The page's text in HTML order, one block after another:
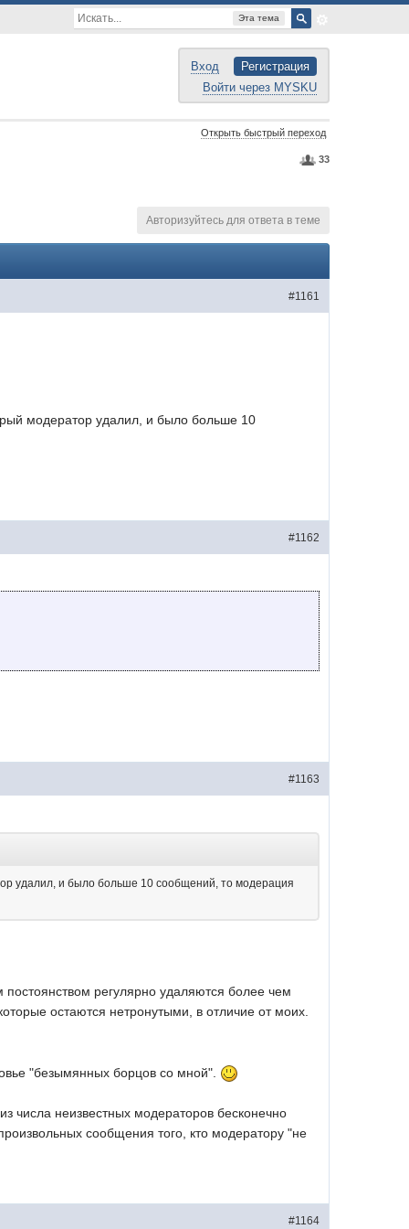
Эта тема
Вход
Регистрация
Войти через MYSKU
Открыть быстрый переход
33
Авторизуйтесь для ответа в теме
#1161
модератор удалил, и было больше 10
#1162
#1163
удалил, и было больше 10 сообщений, то модерация
регулярно удаляются более чем
остаются нетронутыми, в отличие от моих.
"безымянных борцов со мной".
числа неизвестных модераторов бесконечно
сообщения того, кто модератору "не
#1164